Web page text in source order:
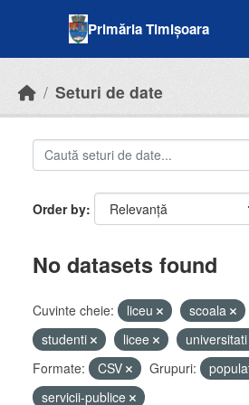
Primăria Timișoara
Seturi de date
Order by
No datasets found
Cuvinte cheie: liceu scoala
studenti
licee universitati
Formate:
CSV Grupuri:
servicii-publice